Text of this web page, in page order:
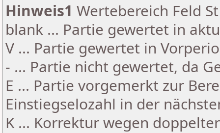
Hinweis1 Wertebereich Feld
blank ... Partie gewertet in
V ... Partie gewertet in
- ... Partie nicht gewertet, da
E ... Partie vorgemerkt zur
Einstiegselozahl in der
K ... Korrektur wegen